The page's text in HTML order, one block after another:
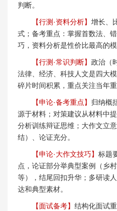
判断。
【行测·资料分析】 增长、
式；备考重点：掌握首数法、
巧，资料分析是性价比最高的
【行测·常识判断】 政治（
法律、经济、科技人文是四大
碎片时间积累，重点关注当年
【申论·备考重点】 归纳概
源于材料；对策建议从材料中
分析训练辩证思维；大作文立
结）、论证充分。
【申论·大作文技巧】 标题
点，论证部分举典型案例（乡
等），结尾回扣升华；多研读
达和典型素材。
【面试备考】 结构化面试